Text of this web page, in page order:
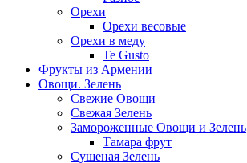
Орехи
Орехи весовые
Орехи в меду
Te Gusto
Фрукты из Армении
Овощи. Зелень
Свежие Овощи
Свежая Зелень
Замороженные Овощи и Зелень
Тамара фрут
Сушеная Зелень